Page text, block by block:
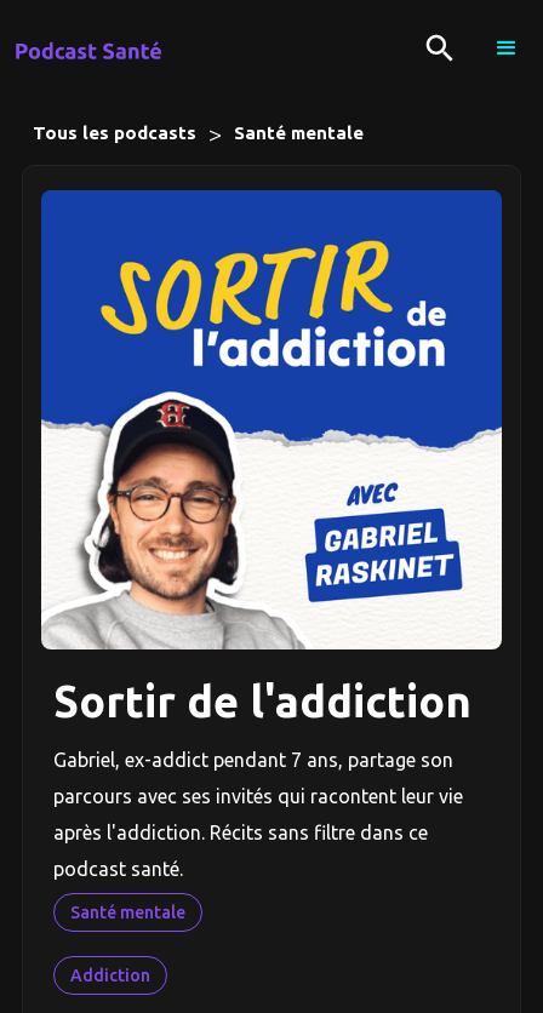
Tous les podcasts > Santé mentale
Sortir de l'addiction
Gabriel, ex-addict pendant 7 ans, partage son
parcours avec ses invités qui racontent leur vie
après l'addiction. Récits sans filtre dans ce
podcast santé.
Santé mentale
Addiction